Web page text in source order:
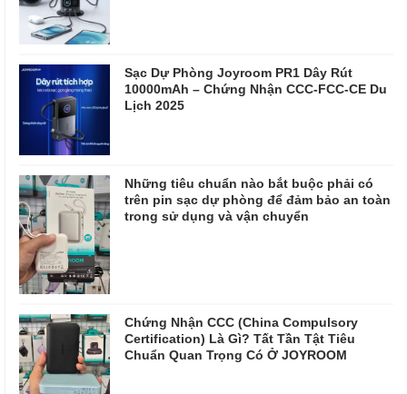
Sạc Dự Phòng Joyroom PR1 Dây Rút
10000mAh – Chứng Nhận CCC-FCC-CE Du
Lịch 2025
Những tiêu chuẩn nào bắt buộc phải có
trên pin sạc dự phòng để đảm bảo an toàn
trong sử dụng và vận chuyển
Chứng Nhận CCC (China Compulsory
Certification) Là Gì? Tất Tần Tật Tiêu
Chuẩn Quan Trọng Có Ở JOYROOM